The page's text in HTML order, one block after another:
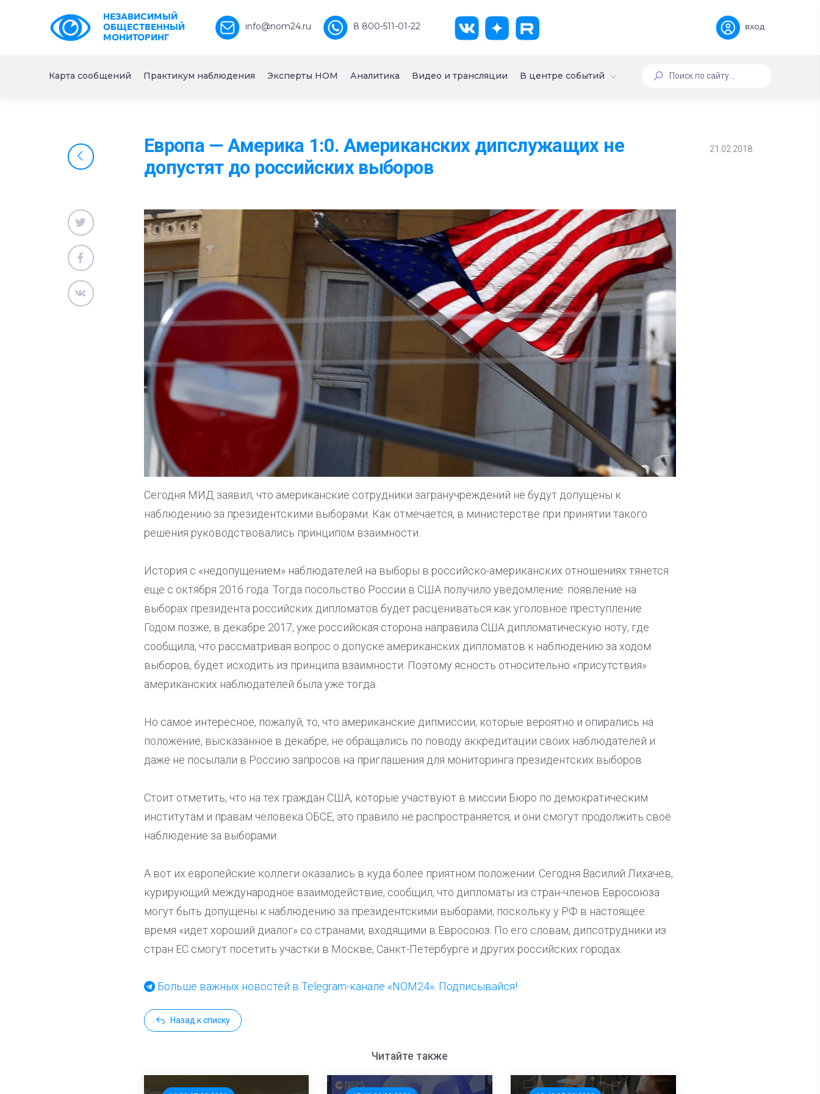
НЕЗАВИСИМЫЙ
ОБЩЕСТВЕННЫЙ
МОНИТОРИНГ
info@nom24.ru 8 800-511-01-22 вход
Карта сообщений Практикум наблюдения Эксперты НОМ Аналитика Видео и трансляции В центре событий
Европа — Америка 1:0. Американских дипслужащих не
допустят до российских выборов
21.02.2018
Сегодня МИД заявил, что американские сотрудники загранучреждений не будут допущены к
наблюдению за президентскими выборами. Как отмечается, в министерстве при принятии такого
решения руководствовались принципом взаимности.
История с «недопущением» наблюдателей на выборы в российско-американских отношениях тянется
еще с октября 2016 года. Тогда посольство России в США получило уведомление: появление на
выборах президента российских дипломатов будет расцениваться как уголовное преступление.
Годом позже, в декабре 2017, уже российская сторона направила США дипломатическую ноту, где
сообщила, что рассматривая вопрос о допуске американских дипломатов к наблюдению за ходом
выборов, будет исходить из принципа взаимности. Поэтому ясность относительно «присутствия»
американских наблюдателей была уже тогда.
Но самое интересное, пожалуй, то, что американские дипмиссии, которые вероятно и опирались на
положение, высказанное в декабре, не обращались по поводу аккредитации своих наблюдателей и
даже не посылали в Россию запросов на приглашения для мониторинга президентских выборов.
Стоит отметить, что на тех граждан США, которые участвуют в миссии Бюро по демократическим
институтам и правам человека ОБСЕ, это правило не распространяется, и они смогут продолжить своё
наблюдение за выборами.
А вот их европейские коллеги оказались в куда более приятном положении. Сегодня Василий Лихачев,
курирующий международное взаимодействие, сообщил, что дипломаты из стран-членов Евросоюза
могут быть допущены к наблюдению за президентскими выборами, поскольку у РФ в настоящее
время «идет хороший диалог» со странами, входящими в Евросоюз. По его словам, дипсотрудники из
стран ЕС смогут посетить участки в Москве, Санкт-Петербурге и других российских городах.
Больше важных новостей в Telegram-канале «NOM24». Подписывайся!
Назад к списку
Читайте также